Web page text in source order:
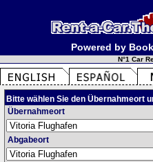
Powered by
N°1 Car
Bitte wählen Sie den Übernahmeort
Übernahmeort
Abgabeort